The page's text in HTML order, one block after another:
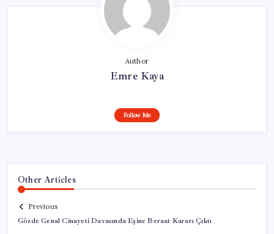
Author
Emre Kaya
Follow Me
Other Articles
Previous
Gözde Genal Cinayeti Davasında Eşine Beraat Kararı Çıktı